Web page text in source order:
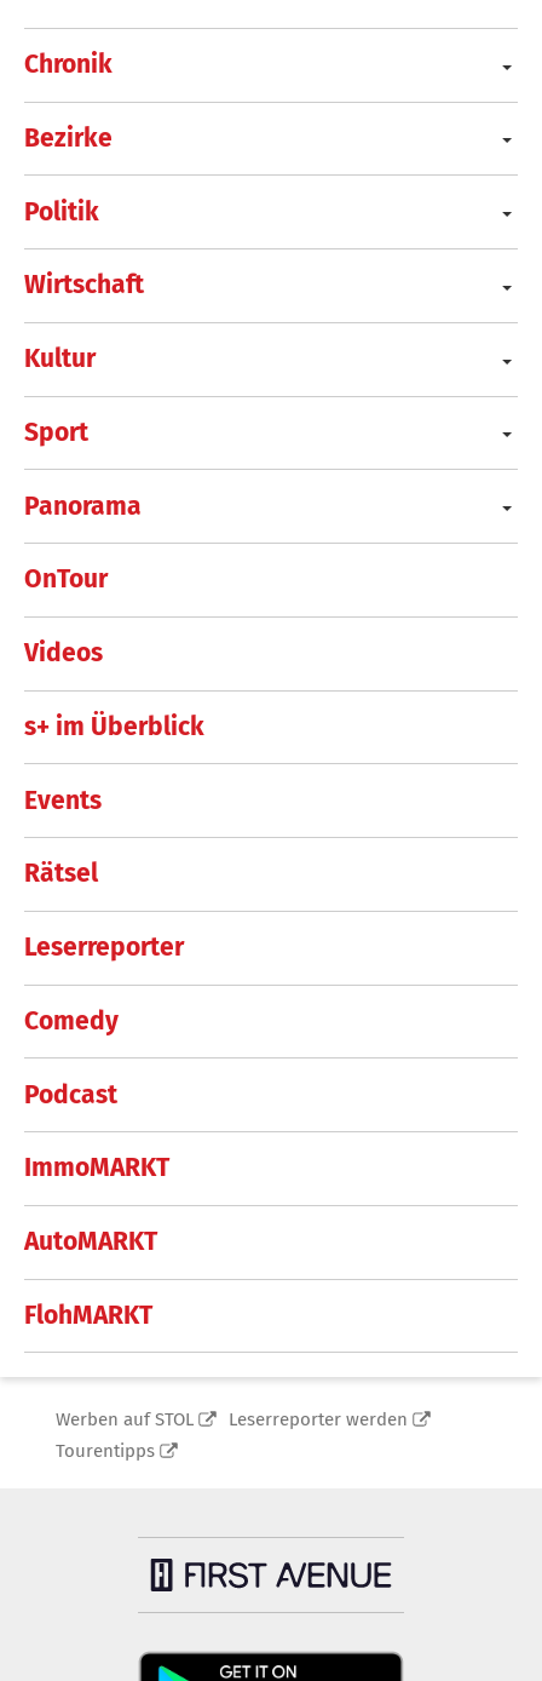
Chronik
Bezirke
Politik
Wirtschaft
Kultur
Sport
Panorama
OnTour
Videos
s+ im Überblick
Events
Rätsel
Leserreporter
Comedy
Podcast
ImmoMARKT
AutoMARKT
FlohMARKT
Werben auf STOL
Leserreporter werden
Tourentipps